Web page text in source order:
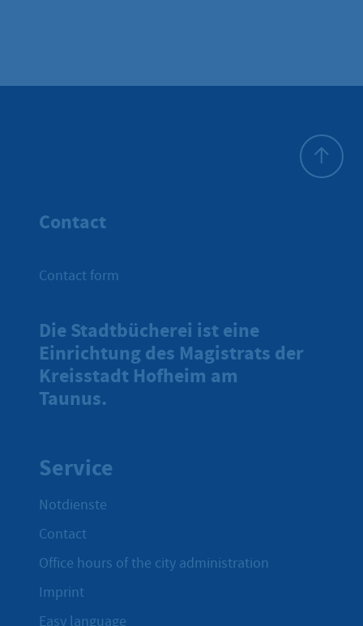
Contact
Contact form
Die Stadtbücherei ist eine
Einrichtung des Magistrats der
Kreisstadt Hofheim am
Taunus.
Service
Notdienste
Contact
Office hours of the city administration
Imprint
Easy language